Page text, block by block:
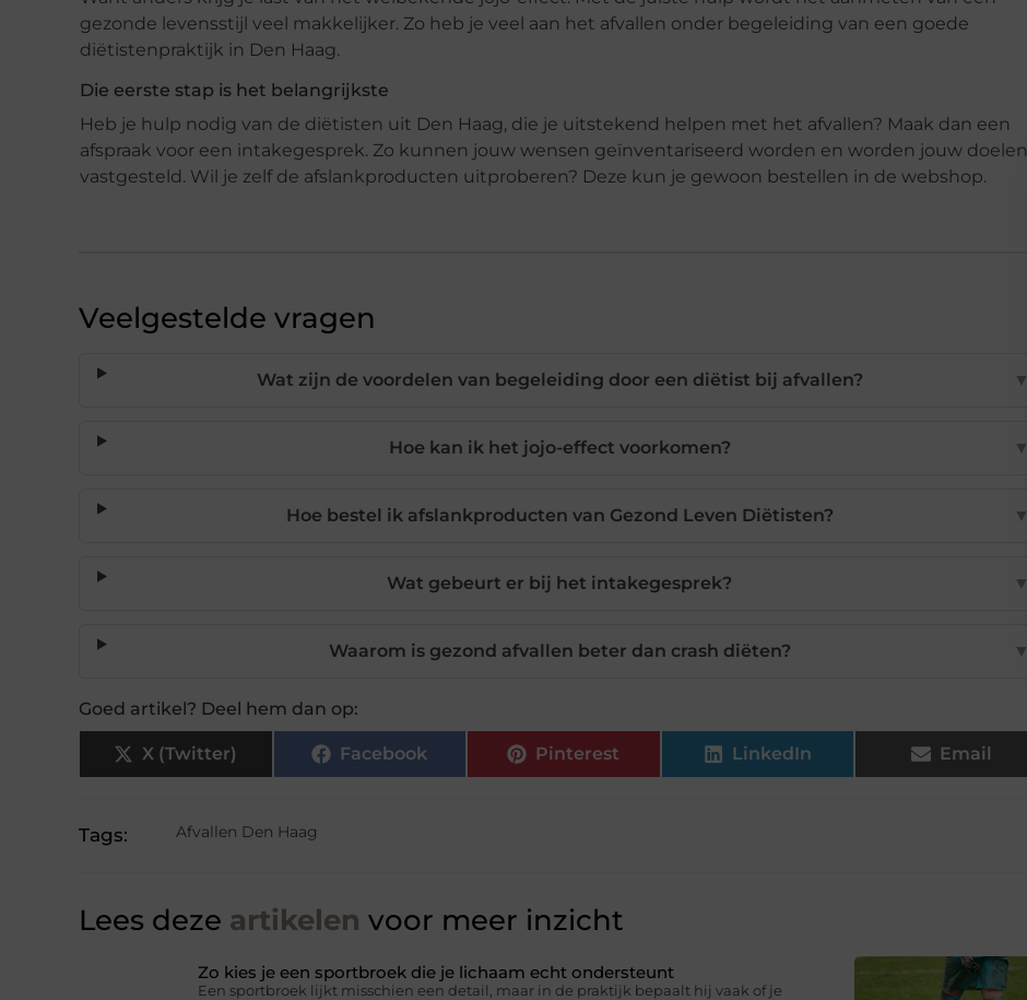
gezonde levensstijl veel makkelijker. Zo heb je veel aan het afvallen onder begeleiding van een goede
diëtistenpraktijk in Den Haag.
Die eerste stap is het belangrijkste
Heb je hulp nodig van de diëtisten uit Den Haag, die je uitstekend helpen met het afvallen? Maak dan een
afspraak voor een intakegesprek. Zo kunnen jouw wensen geïnventariseerd worden en worden jouw doelen
vastgesteld. Wil je zelf de afslankproducten uitproberen? Deze kun je gewoon bestellen in de webshop.
Veelgestelde vragen
Wat zijn de voordelen van begeleiding door een diëtist bij afvallen? ▼
Hoe kan ik het jojo-effect voorkomen? ▼
Hoe bestel ik afslankproducten van Gezond Leven Diëtisten? ▼
Wat gebeurt er bij het intakegesprek? ▼
Waarom is gezond afvallen beter dan crash diëten? ▼
Goed artikel? Deel hem dan op:
X (Twitter) Facebook Pinterest LinkedIn Email
Tags: Afvallen Den Haag
Lees deze artikelen voor meer inzicht
Zo kies je een sportbroek die je lichaam echt ondersteunt
Een sportbroek lijkt misschien een detail, maar in de praktijk bepaalt hij vaak of je